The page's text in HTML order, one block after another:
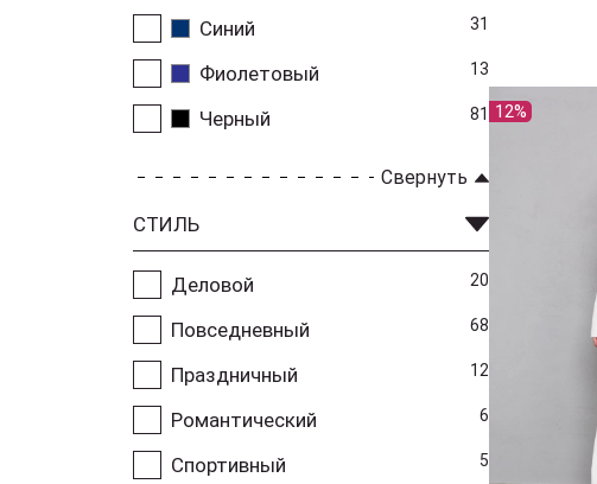
Синий 31
Фиолетовый 13
Черный 81
Свернуть
СТИЛЬ
Деловой 20
Повседневный 68
Праздничный 12
Романтический 6
Спортивный 5
12%